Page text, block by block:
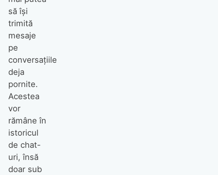
să își
trimită
mesaje
pe
conversațiile
deja
pornite.
Acestea
vor
rămâne în
istoricul
de chat-
uri, însă
doar sub